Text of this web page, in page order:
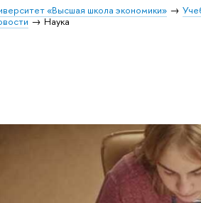
«Высшая школа экономики»
Наука